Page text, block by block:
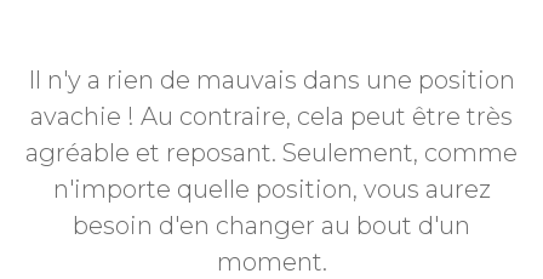
Il n'y a rien de mauvais dans une position
avachie ! Au contraire, cela peut être très
agréable et reposant. Seulement, comme
n'importe quelle position, vous aurez
besoin d'en changer au bout d'un
moment.